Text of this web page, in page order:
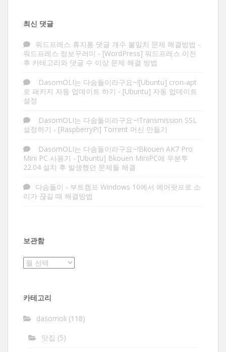
최신 댓글
워드프레스 휴지통 댓글 개수 불일치 문제 해결방법 -
워드프레스 정보꾸러미 - [WordPress] 워드프레스 이전
후 카테고리와 댓글 수 이상 문제 해결 방법
DasomOLI는 다솜돌이라구요~![Ubuntu] cron-apt
로 패키지 자동 업데이트 하기 - [Ubuntu] 자동 업데이트
설정
DasomOLI는 다솜돌이라구요~!Transmission SSL
설정하기 - [RaspberryPi] Torrent 머신 만들기
DasomOLI는 다솜돌이라구요~!Bkouen AK7 Pro
Mini PC 사용기 - [Ubuntu] Bkouen MiniPC에 우분투
22.04 설치 후 발생했던 문제들 해결
다솜돌이 - 부트캠프 Windows 10에서 에어팟프로 소
리가 끊길 때 해결방법
보관함
보
카테고리
dasomoli (118)
맛집 (5)